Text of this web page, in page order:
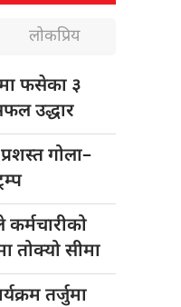
लोकप्रिय
फसेका ३
उद्धार
गोला–
कर्मचारीको
तोक्यो सीमा
तर्जुमा